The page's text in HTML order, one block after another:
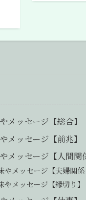
メッセージ【総合】
メッセージ【前兆】
メッセージ【人間関
やメッセージ【夫婦関係
メッセージ【縁切り】